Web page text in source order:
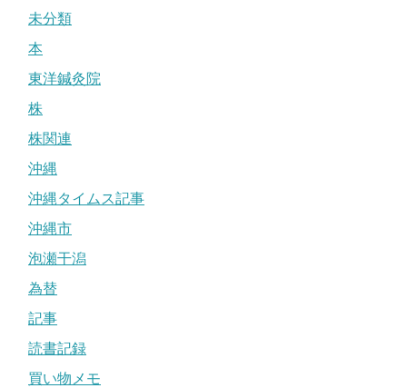
未分類
本
東洋鍼灸院
株
株関連
沖縄
沖縄タイムス記事
沖縄市
泡瀬干潟
為替
記事
読書記録
買い物メモ